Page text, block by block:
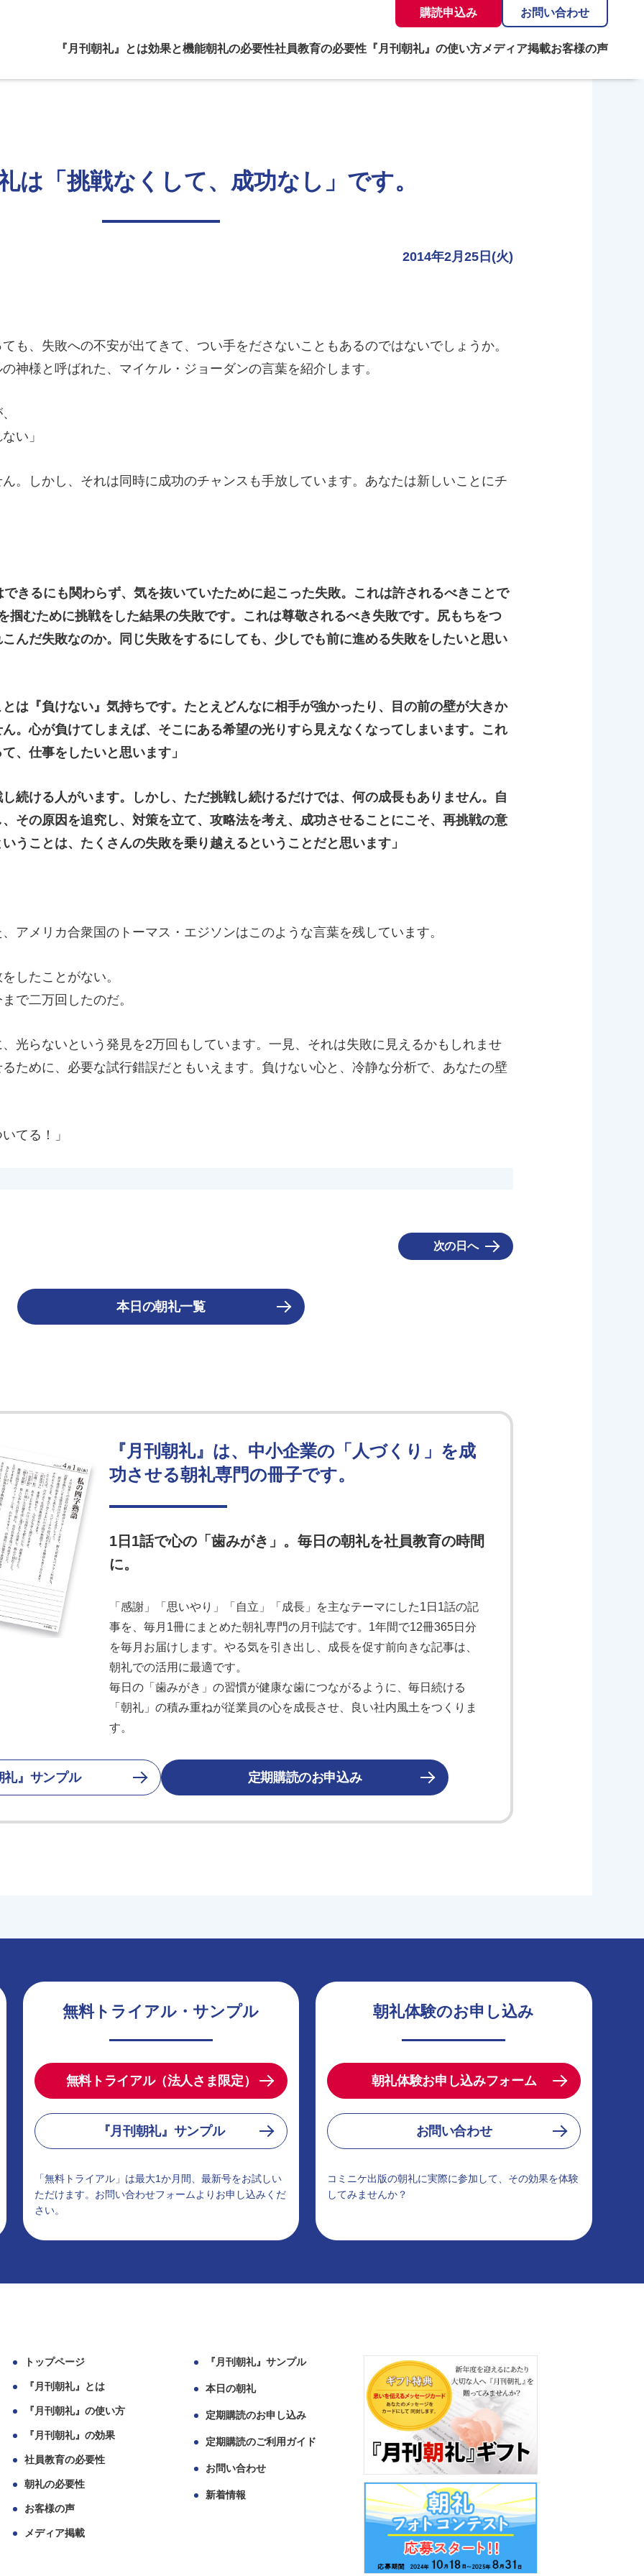
購読申込み お問い合わせ
『月刊朝礼』とは効果と機能朝礼の必要性社員教育の必要性 『月刊朝礼』の使い方メディア掲載お客様の声
は「挑戦なくして、成功なし」です。
2014年2月25日(火)
も、失敗への不安が出てきて、つい手をださないこともあるのではないでしょうか。
神様と呼ばれた、マイケル・ジョーダンの言葉を紹介します。
い」
。しかし、それは同時に成功のチャンスも手放しています。あなたは新しいことにチ
きるにも関わらず、気を抜いていたために起こった失敗。これは許されるべきことで
掴むために挑戦をした結果の失敗です。これは尊敬されるべき失敗です。尻もちをつ
んだ失敗なのか。同じ失敗をするにしても、少しでも前に進める失敗をしたいと思い
は『負けない』気持ちです。たとえどんなに相手が強かったり、目の前の壁が大きか
。心が負けてしまえば、そこにある希望の光りすら見えなくなってしまいます。これ
、仕事をしたいと思います」
続ける人がいます。しかし、ただ挑戦し続けるだけでは、何の成長もありません。自
その原因を追究し、対策を立て、攻略法を考え、成功させることにこそ、再挑戦の意
うことは、たくさんの失敗を乗り越えるということだと思います」
アメリカ合衆国のトーマス・エジソンはこのような言葉を残しています。
したことがない。
で二万回したのだ。
光らないという発見を2万回もしています。一見、それは失敗に見えるかもしれませ
ために、必要な試行錯誤だともいえます。負けない心と、冷静な分析で、あなたの壁
てる！」
次の日へ
本日の朝礼一覧
『月刊朝礼』は、中小企業の「人づくり」を成
功させる朝礼専門の冊子です。
1日1話で心の「歯みがき」。毎日の朝礼を社員教育の時間
に。
「感謝」「思いやり」「自立」「成長」を主なテーマにした1日1話の記
事を、毎月1冊にまとめた朝礼専門の月刊誌です。1年間で12冊365日分
を毎月お届けします。やる気を引き出し、成長を促す前向きな記事は、
朝礼での活用に最適です。
毎日の「歯みがき」の習慣が健康な歯につながるように、毎日続ける
「朝礼」の積み重ねが従業員の心を成長させ、良い社内風土をつくりま
す。
礼』サンプル 定期購読のお申込み
無料トライアル・サンプル
無料トライアル（法人さま限定）
『月刊朝礼』サンプル
「無料トライアル」は最大1か月間、最新号をお試しい
ただけます。お問い合わせフォームよりお申し込みくだ
さい。
朝礼体験のお申し込み
朝礼体験お申し込みフォーム
お問い合わせ
コミニケ出版の朝礼に実際に参加して、その効果を体験
してみませんか？
トップページ
『月刊朝礼』とは
『月刊朝礼』の使い方
『月刊朝礼』の効果
社員教育の必要性
朝礼の必要性
お客様の声
メディア掲載
『月刊朝礼』サンプル
本日の朝礼
定期購読のお申し込み
定期購読のご利用ガイド
お問い合わせ
新着情報